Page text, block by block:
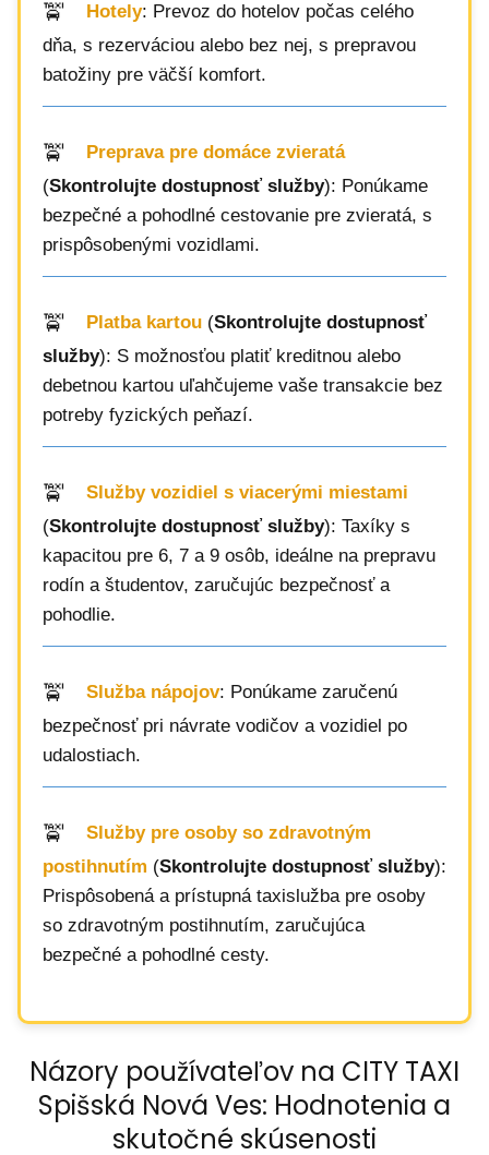
Hotely: Prevoz do hotelov počas celého
dňa, s rezerváciou alebo bez nej, s prepravou
batožiny pre väčší komfort.
Preprava pre domáce zvieratá
(Skontrolujte dostupnosť služby): Ponúkame
bezpečné a pohodlné cestovanie pre zvieratá, s
prispôsobenými vozidlami.
Platba kartou (Skontrolujte dostupnosť
služby): S možnosťou platiť kreditnou alebo
debetnou kartou uľahčujeme vaše transakcie bez
potreby fyzických peňazí.
Služby vozidiel s viacerými miestami
(Skontrolujte dostupnosť služby): Taxíky s
kapacitou pre 6, 7 a 9 osôb, ideálne na prepravu
rodín a študentov, zaručujúc bezpečnosť a
pohodlie.
Služba nápojov: Ponúkame zaručenú
bezpečnosť pri návrate vodičov a vozidiel po
udalostiach.
Služby pre osoby so zdravotným
postihnutím (Skontrolujte dostupnosť služby):
Prispôsobená a prístupná taxislužba pre osoby
so zdravotným postihnutím, zaručujúca
bezpečné a pohodlné cesty.
Názory používateľov na CITY TAXI
Spišská Nová Ves: Hodnotenia a
skutočné skúsenosti